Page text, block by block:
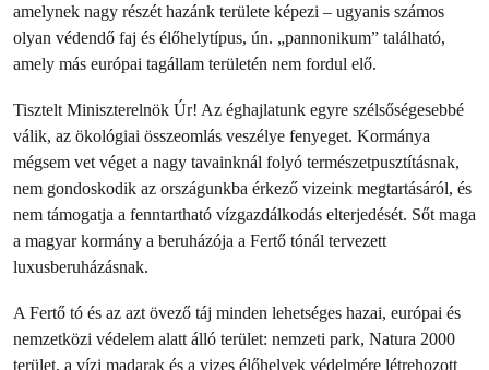
amelynek nagy részét hazánk területe képezi – ugyanis számos
olyan védendő faj és élőhelytípus, ún. „pannonikum” található,
amely más európai tagállam területén nem fordul elő.
Tisztelt Miniszterelnök Úr! Az éghajlatunk egyre szélsőségesebbé
válik, az ökológiai összeomlás veszélye fenyeget. Kormánya
mégsem vet véget a nagy tavainknál folyó természetpusztításnak,
nem gondoskodik az országunkba érkező vizeink megtartásáról, és
nem támogatja a fenntartható vízgazdálkodás elterjedését. Sőt maga
a magyar kormány a beruházója a Fertő tónál tervezett
luxusberuházásnak.
A Fertő tó és az azt övező táj minden lehetséges hazai, európai és
nemzetközi védelem alatt álló terület: nemzeti park, Natura 2000
terület, a vízi madarak és a vizes élőhelyek védelmére létrehozott